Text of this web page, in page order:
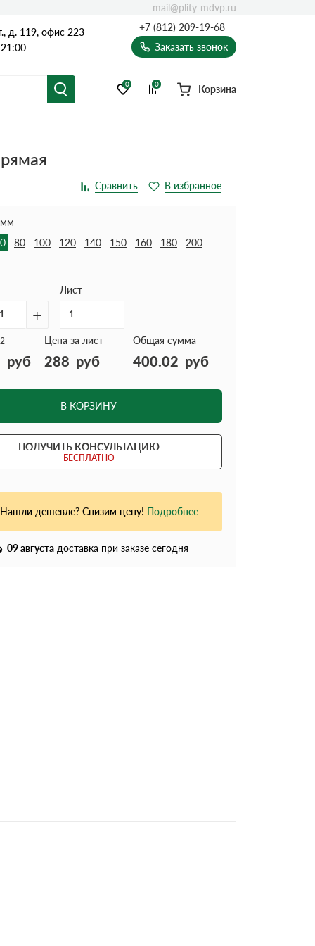
д. 119, офис 223
+7 (812) 209-19-68
Заказать звонок
0 0 Корзина
mail@plity-mdvp.ru
80 100 120 140 150 160 180
200
+
Лист
2
руб
Цена за лист
288 руб
Общая сумма
400.02 руб
В КОРЗИНУ
ПОЛУЧИТЬ КОНСУЛЬТАЦИЮ
БЕСПЛАТНО
Нашли дешевле? Снизим цену! Подробнее
09 августа доставка при заказе сегодня